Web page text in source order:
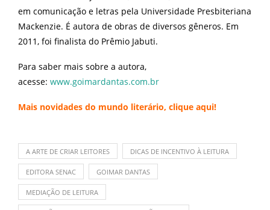
em comunicação e letras pela Universidade Presbiteriana
Mackenzie. É autora de obras de diversos gêneros. Em
2011, foi finalista do Prêmio Jabuti.
Para saber mais sobre a autora,
acesse: www.goimardantas.com.br
Mais novidades do mundo literário, clique aqui!
A ARTE DE CRIAR LEITORES DICAS DE INCENTIVO À LEITURA
EDITORA SENAC GOIMAR DANTAS
MEDIAÇÃO DE LEITURA